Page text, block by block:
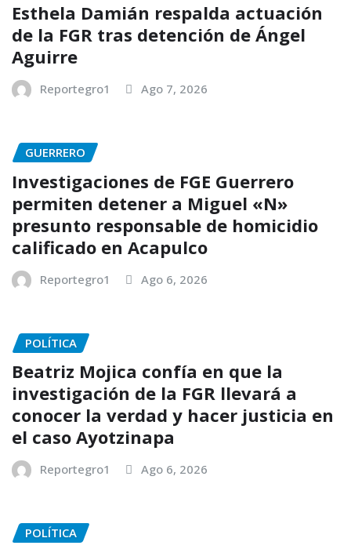
Esthela Damián respalda actuación
de la FGR tras detención de Ángel
Aguirre
Reportegro1 Ago 7, 2026
GUERRERO
Investigaciones de FGE Guerrero
permiten detener a Miguel «N»
presunto responsable de homicidio
calificado en Acapulco
Reportegro1 Ago 6, 2026
POLÍTICA
Beatriz Mojica confía en que la
investigación de la FGR llevará a
conocer la verdad y hacer justicia en
el caso Ayotzinapa
Reportegro1 Ago 6, 2026
POLÍTICA